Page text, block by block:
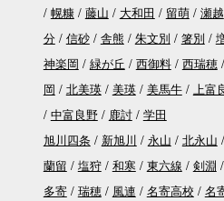
幌糠
藤山 大和田 留萌 瀬越
分
信砂 舎熊 朱文別 箸別
神楽岡
緑が丘 西御料 西瑞穂
岡
北美瑛 美瑛 美馬牛 上富
中富良野
鹿討
学田
旭川四条
新旭川 永山 北永山
蘭留
塩狩 和寒 東六線 剣淵
多寄
瑞穂 風連 名寄高校 名